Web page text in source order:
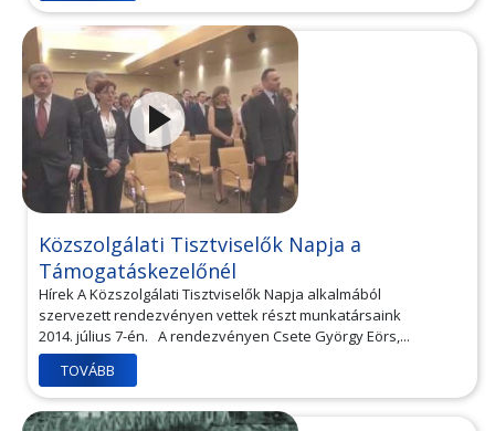
Közszolgálati Tisztviselők Napja a
Támogatáskezelőnél
Hírek A Közszolgálati Tisztviselők Napja alkalmából
szervezett rendezvényen vettek részt munkatársaink
2014. július 7-én. A rendezvényen Csete György Eörs,...
TOVÁBB